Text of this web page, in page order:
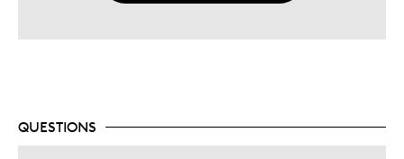
QUESTIONS